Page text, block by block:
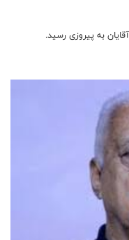
به پیروزی رسید.